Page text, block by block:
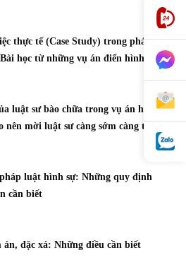
thực tế (Case Study) trong pháp luật
học từ những vụ án điển hình
luật sư bào chữa trong vụ án hình
nên mời luật sư càng sớm càng tốt?
luật hình sự: Những quy định
cần biết
án, đặc xá: Những điều cần biết